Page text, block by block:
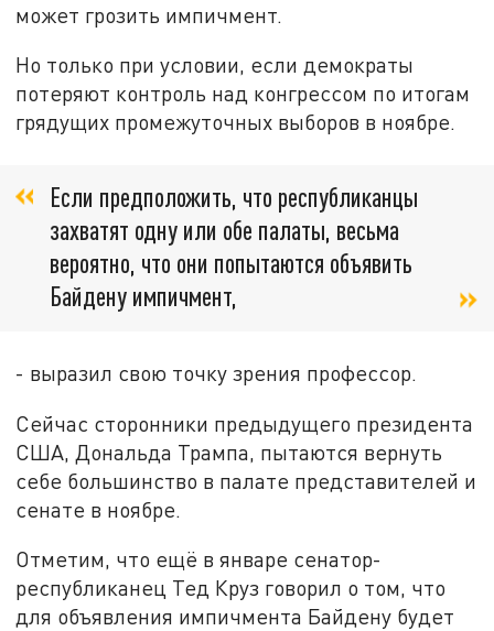
может грозить импичмент.
Но только при условии, если демократы
потеряют контроль над конгрессом по итогам
грядущих промежуточных выборов в ноябре.
Если предположить, что республиканцы
захватят одну или обе палаты, весьма
вероятно, что они попытаются объявить
Байдену импичмент,
- выразил свою точку зрения профессор.
Сейчас сторонники предыдущего президента
США, Дональда Трампа, пытаются вернуть
себе большинство в палате представителей и
сенате в ноябре.
Отметим, что ещё в январе сенатор-
республиканец Тед Круз говорил о том, что
для объявления импичмента Байдену будет